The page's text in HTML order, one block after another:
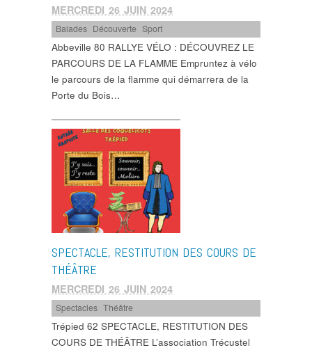
MERCREDI 26 JUIN 2024
Balades Découverte ,Sport
Abbeville 80 RALLYE VÉLO : DÉCOUVREZ LE
PARCOURS DE LA FLAMME Empruntez à vélo
le parcours de la flamme qui démarrera de la
Porte du Bois…
SPECTACLE, RESTITUTION DES COURS DE
THÉÂTRE
MERCREDI 26 JUIN 2024
Spectacles ,Théâtre
Trépied 62 SPECTACLE, RESTITUTION DES
COURS DE THÉÂTRE L’association Trécustel